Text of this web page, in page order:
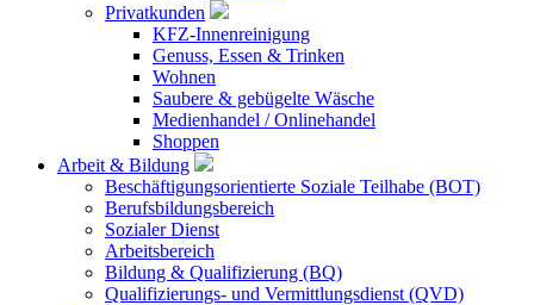
Privatkunden
KFZ-Innenreinigung
Genuss, Essen & Trinken
Wohnen
Saubere & gebügelte Wäsche
Medienhandel / Onlinehandel
Shoppen
Arbeit & Bildung
Beschäftigungsorientierte Soziale Teilhabe (BOT)
Berufsbildungsbereich
Sozialer Dienst
Arbeitsbereich
Bildung & Qualifizierung (BQ)
Qualifizierungs- und Vermittlungsdienst (QVD)